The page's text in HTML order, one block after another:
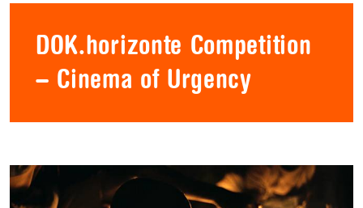
DOK.horizonte Competition
– Cinema of Urgency